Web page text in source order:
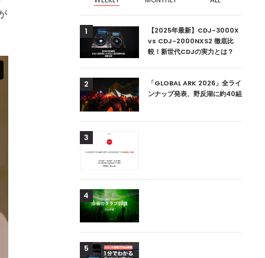
1
【2025年最新】CDJ-3000X
vs CDJ-2000NXS2 徹底比
較！新世代CDJの実力とは？
2
「GLOBAL ARK 2026」全ライ
ンナップ発表、野反湖に約40組
3
4
5